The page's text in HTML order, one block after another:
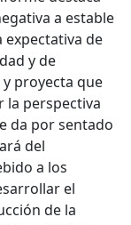
a estable
expectativa de
y de
proyecta que
la perspectiva
da por sentado
del
a los
el
de la